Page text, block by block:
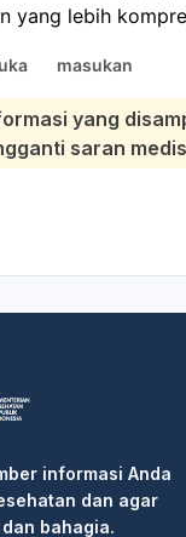
yang lebih
masukan
yang
saran
informasi Anda
dan agar
bahagia.